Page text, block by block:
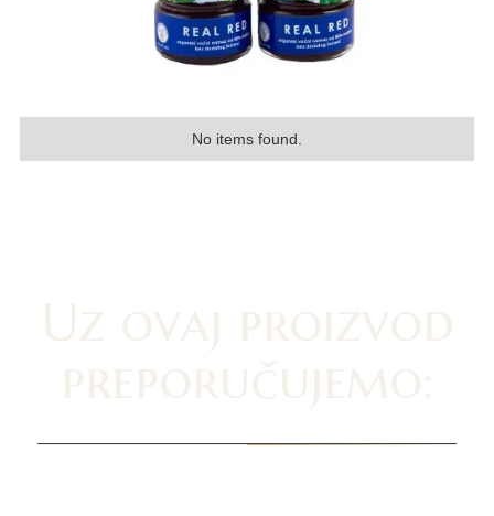
No items found.